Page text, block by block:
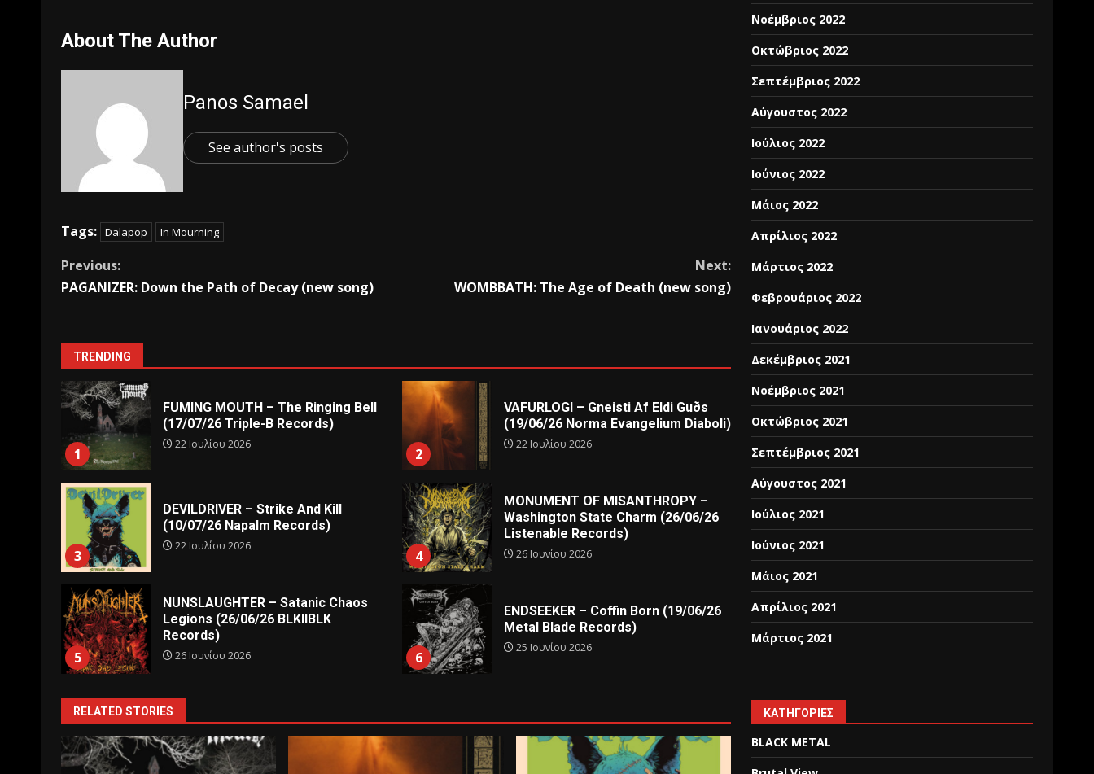
About The Author
Panos Samael
See author's posts
Tags: Dalapop In Mourning
Previous:
PAGANIZER: Down the Path of Decay (new song)
Next:
WOMBBATH: The Age of Death (new song)
TRENDING
1
FUMING MOUTH – The Ringing Bell
(17/07/26 Triple-B Records)
22 Ιουλίου 2026
2
VAFURLOGI – Gneisti Af Eldi Guðs
(19/06/26 Norma Evangelium Diaboli)
22 Ιουλίου 2026
3
DEVILDRIVER – Strike And Kill
(10/07/26 Napalm Records)
22 Ιουλίου 2026
4
MONUMENT OF MISANTHROPY –
Washington State Charm (26/06/26
Listenable Records)
26 Ιουνίου 2026
5
NUNSLAUGHTER – Satanic Chaos
Legions (26/06/26 BLKIIBLK
Records)
26 Ιουνίου 2026 6
ENDSEEKER – Coffin Born (19/06/26
Metal Blade Records)
25 Ιουνίου 2026
RELATED STORIES
Νοέμβριος 2022
Οκτώβριος 2022
Σεπτέμβριος 2022
Αύγουστος 2022
Ιούλιος 2022
Ιούνιος 2022
Μάιος 2022
Απρίλιος 2022
Μάρτιος 2022
Φεβρουάριος 2022
Ιανουάριος 2022
Δεκέμβριος 2021
Νοέμβριος 2021
Οκτώβριος 2021
Σεπτέμβριος 2021
Αύγουστος 2021
Ιούλιος 2021
Ιούνιος 2021
Μάιος 2021
Απρίλιος 2021
Μάρτιος 2021
KΑΤΗΓΟΡΊΕΣ
BLACK METAL